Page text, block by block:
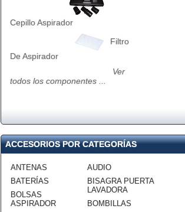
Cepillo Aspirador
Filtro
De Aspirador
Ver
todos los componentes ...
ACCESORIOS POR CATEGORÍAS
ANTENAS
BATERÍAS
BOLSAS
ASPIRADOR
AUDIO
BISAGRA PUERTA
LAVADORA
BOMBILLAS